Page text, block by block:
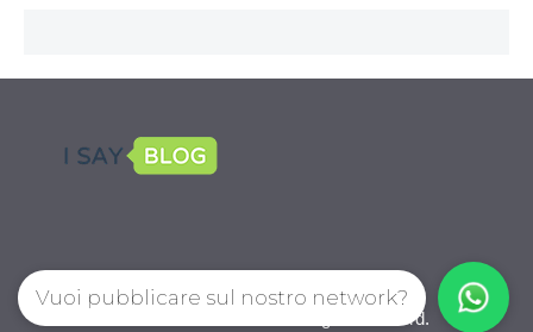
CalcioPro.com © 2026. All right reserverd.
Vuoi pubblicare sul nostro network?